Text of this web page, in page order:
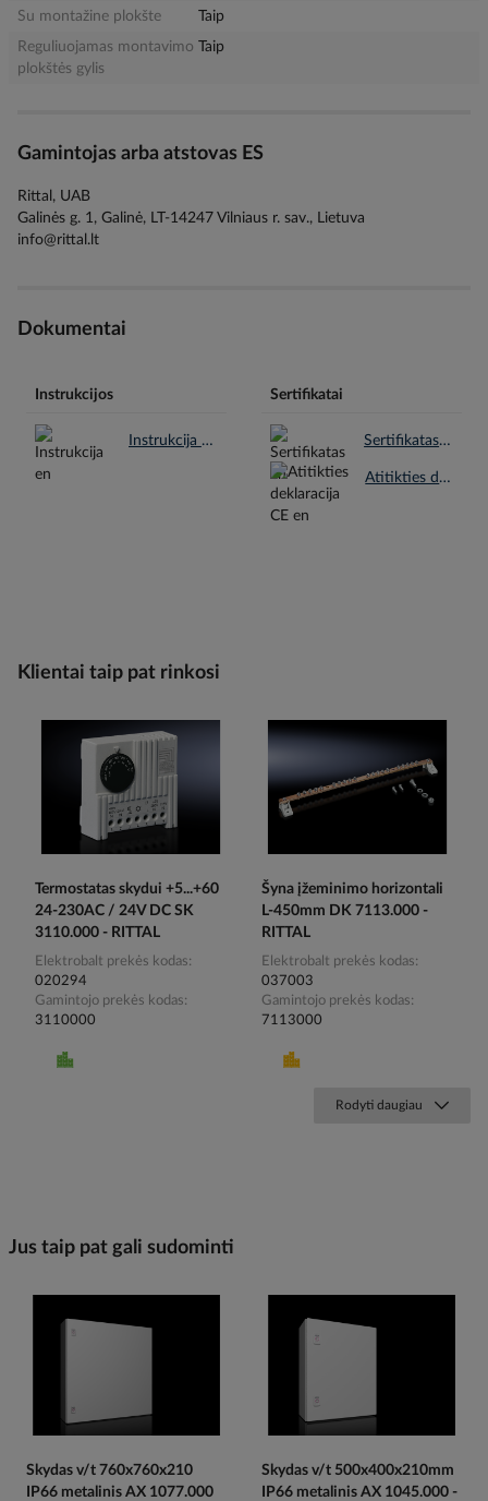
Su montažine plokšte
Taip
Reguliuojamas montavimo
plokštės gylis
Taip
Gamintojas arba atstovas ES
Rittal, UAB
Galinės g. 1, Galinė, LT-14247 Vilniaus r. sav., Lietuva
info@rittal.lt
Dokumentai
Instrukcijos
Instrukcija en.pdf
Sertifikatai
Sertifikatas en.pdf
Atitikties deklaracija CE en.pdf
Klientai taip pat rinkosi
Termostatas skydui +5...+60
24-230AC / 24V DC SK
3110.000 - RITTAL
Elektrobalt prekės kodas
020294
Gamintojo prekės kodas
3110000
Šyna įžeminimo horizontali
L-450mm DK 7113.000 -
RITTAL
Elektrobalt prekės kodas
037003
Gamintojo prekės kodas
7113000
Rodyti daugiau
Jus taip pat gali sudominti
Skydas v/t 760x760x210
IP66 metalinis AX 1077.000
Skydas v/t 500x400x210mm
IP66 metalinis AX 1045.000 -